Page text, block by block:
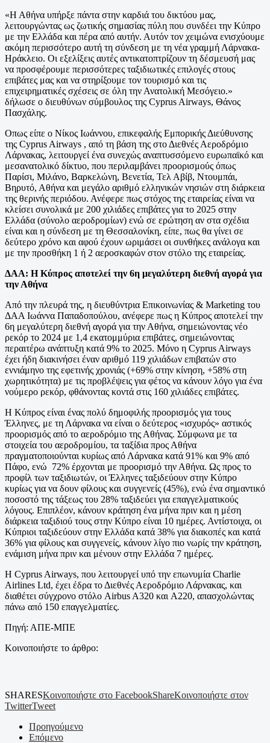
«Η Αθήνα υπήρξε πάντα στην καρδιά του δικτύου μας,
λειτουργώντας ως ζωτικής σημασίας πύλη που συνδέει την Κύπρο
με την Ελλάδα και πέρα από αυτήν. Αυτόν τον χειμώνα ενισχύουμε
ακόμη περισσότερο αυτή τη σύνδεση με τη νέα γραμμή Λάρνακα-
Ηράκλειο. Οι εξελίξεις αυτές αντικατοπτρίζουν τη δέσμευσή μας
να προσφέρουμε περισσότερες ταξιδιωτικές επιλογές στους
επιβάτες μας και να στηρίξουμε τον τουρισμό και τις
επιχειρηματικές σχέσεις σε όλη την Ανατολική Μεσόγειο.»
δήλωσε ο διευθύνων σύμβουλος της Cyprus Airways, Θάνος
Πασχάλης.
Οπως είπε ο Νίκος Ιωάννου, επικεφαλής Εμπορικής Διεύθυνσης
της Cyprus Airways , από τη βάση της στο Διεθνές Αεροδρόμιο
Λάρνακας, λειτουργεί ένα συνεχώς αναπτυσσόμενο ευρωπαϊκό και
μεσανατολικό δίκτυο, που περιλαμβάνει προορισμούς όπως
Παρίσι, Μιλάνο, Βαρκελώνη, Βενετία, Τελ Αβίβ, Ντουμπάι,
Βηρυτό, Αθήνα και μεγάλο αριθμό ελληνικών νησιών στη διάρκεια
της θερινής περιόδου. Ανέφερε πως στόχος της εταιρείας είναι να
κλείσει συνολικά με 200 χιλιάδες επιβάτες για το 2025 στην
Ελλάδα (σύνολο αεροδρομίων) ενώ σε ερώτηση αν στα σχέδια
είναι και η σύνδεση με τη Θεσσαλονίκη, είπε, πως θα γίνει σε
δεύτερο χρόνο και αφού έχουν ωριμάσει οι συνθήκες ανάλογα και
με την προσθήκη 1 ή 2 αεροσκαφών στον στόλο της εταιρείας.
ΔΑΑ: Η Κύπρος αποτελεί την 6η μεγαλύτερη διεθνή αγορά για
την Αθήνα
Από την πλευρά της, η διευθύντρια Επικοινωνίας & Marketing του
ΔΑΑ Ιωάννα Παπαδοπούλου, ανέφερε πως η Κύπρος αποτελεί την
6η μεγαλύτερη διεθνή αγορά για την Αθήνα, σημειώνοντας νέο
ρεκόρ το 2024 με 1,4 εκατομμύρια επιβάτες, σημειώνοντας
περαιτέρω ανάπτυξη κατά 9% το 2025. Μόνο η Cyprus Airways
έχει ήδη διακινήσει έναν αριθμό 119 χιλιάδων επιβατών στο
εννιάμηνο της εφετινής χρονιάς (+69% στην κίνηση, +58% στη
χωρητικότητα) με τις προβλέψεις για φέτος να κάνουν λόγο για ένα
νούμερο ρεκόρ, φθάνοντας κοντά στις 160 χιλιάδες επιβάτες.
Η Κύπρος είναι ένας πολύ δημοφιλής προορισμός για τους
Έλληνες, με τη Λάρνακα να είναι ο δεύτερος «ισχυρός» αστικός
προορισμός από το αεροδρόμιο της Αθήνας. Σύμφωνα με τα
στοιχεία του αεροδρομίου, τα ταξίδια προς Αθήνα
πραγματοποιούνται κυρίως από Λάρνακα κατά 91% και 9% από
Πάφο, ενώ 72% έρχονται με προορισμό την Αθήνα. Ως προς το
προφίλ των ταξιδιωτών, οι Έλληνες ταξιδεύουν στην Κύπρο
κυρίως για να δουν φίλους και συγγενείς (45%), ενώ ένα σημαντικό
ποσοστό της τάξεως του 28% ταξιδεύει για επαγγελματικούς
λόγους. Επιπλέον, κάνουν κράτηση ένα μήνα πριν και η μέση
διάρκεια ταξιδιού τους στην Κύπρο είναι 10 ημέρες. Αντίστοιχα, οι
Κύπριοι ταξιδεύουν στην Ελλάδα κατά 38% για διακοπές και κατά
36% για φίλους και συγγενείς, κάνουν λίγο πιο νωρίς την κράτηση,
ενάμιση μήνα πριν και μένουν στην Ελλάδα 7 ημέρες.
Η Cyprus Airways, που λειτουργεί υπό την επωνυμία Charlie
Airlines Ltd, έχει έδρα το Διεθνές Αεροδρόμιο Λάρνακας, και
διαθέτει σύγχρονο στόλο Airbus A320 και A220, απασχολώντας
πάνω από 150 επαγγελματίες.
Πηγή: ΑΠΕ-ΜΠΕ
Κοινοποιήστε το άρθρο:
SHARESΚοινοποιήστε στο FacebookShareΚοινοποιήστε στον
TwitterTweet
Προηγούμενο
Επόμενο